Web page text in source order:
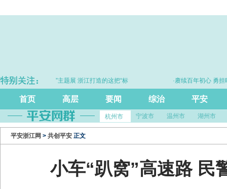
治浙江建设20年”主题展 浙江打造的这把“标
·赓续百年初心 勇担时
首页 高层 要闻 综治 平安
杭州市 宁波市 温州市 湖州市
平安浙江网 > 共创平安 正文
小车“趴窝”高速路 民